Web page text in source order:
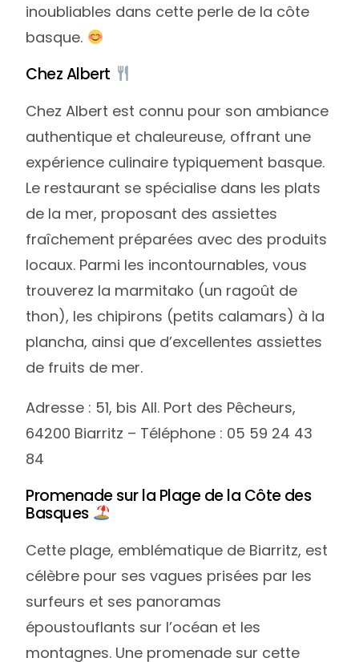
inoubliables dans cette perle de la côte
basque.
Chez Albert
Chez Albert est connu pour son ambiance
authentique et chaleureuse, offrant une
expérience culinaire typiquement basque.
Le restaurant se spécialise dans les plats
de la mer, proposant des assiettes
fraîchement préparées avec des produits
locaux. Parmi les incontournables, vous
trouverez la marmitako (un ragoût de
thon), les chipirons (petits calamars) à la
plancha, ainsi que d’excellentes assiettes
de fruits de mer.
Adresse : 51, bis All. Port des Pêcheurs,
64200 Biarritz – Téléphone : 05 59 24 43
84
Promenade sur la Plage de la Côte des
Basques
Cette plage, emblématique de Biarritz, est
célèbre pour ses vagues prisées par les
surfeurs et ses panoramas
époustouflants sur l’océan et les
montagnes. Une promenade sur cette